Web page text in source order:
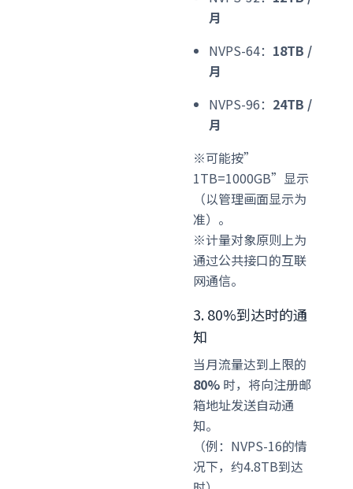
月
NVPS-64： 18TB /
月
NVPS-96： 24TB /
月
※可能按”
1TB=1000GB”显示
（以管理画面显示为
准）。
※计量对象原则上为
通过公共接口的互联
网通信。
3. 80%到达时的通
知
当月流量达到上限的
80% 时，将向注册邮
箱地址发送自动通
知。
（例：NVPS-16的情
况下，约4.8TB到达